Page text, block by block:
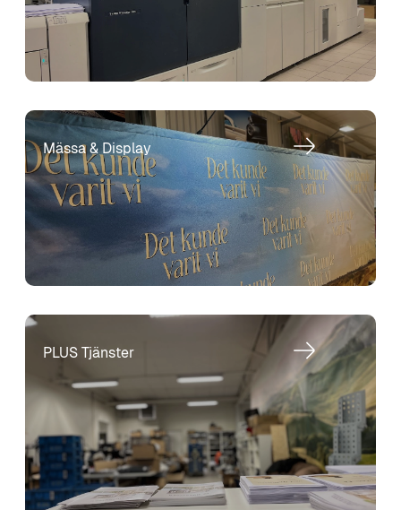
Mässa & Display
PLUS Tjänster